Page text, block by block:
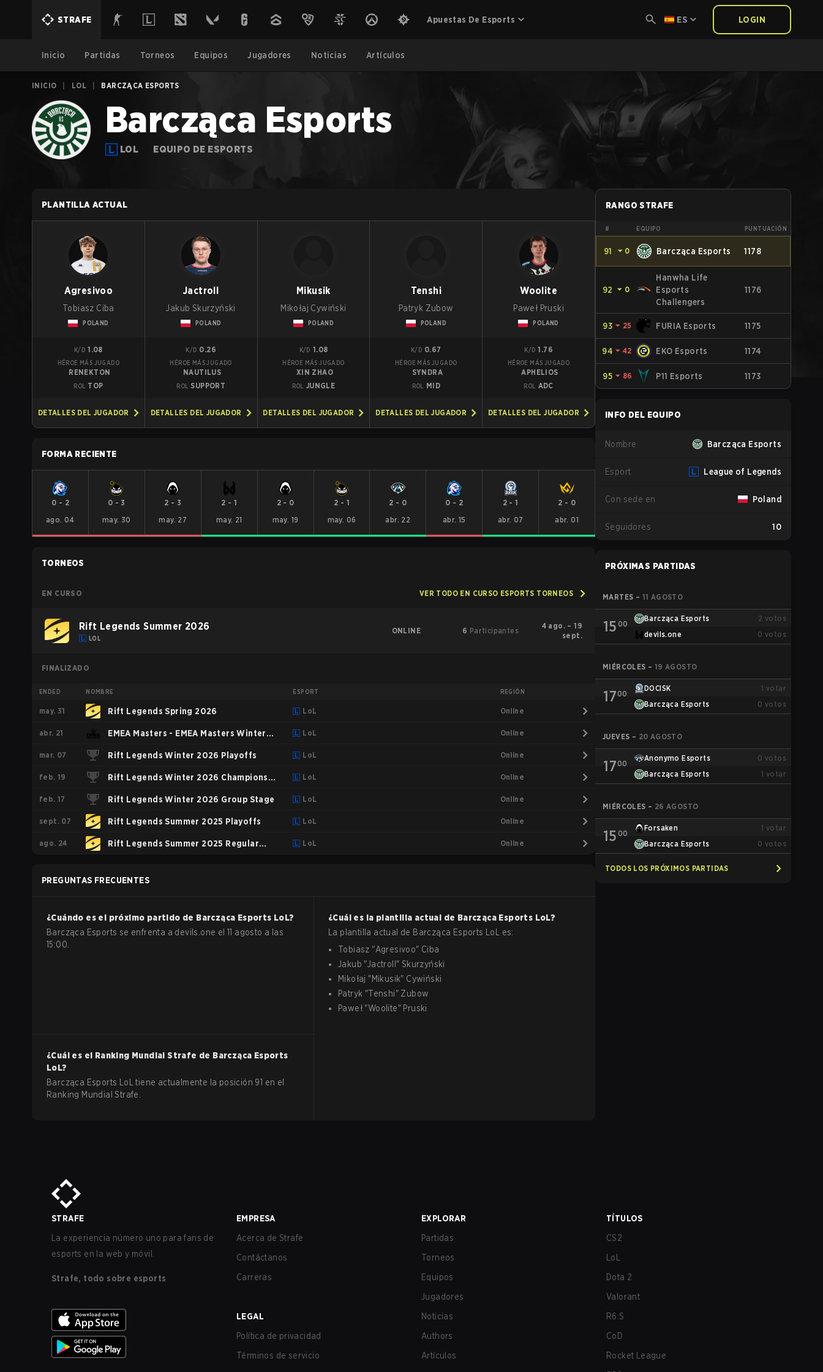
STRAFE Apuestas De Esports ES LOGIN
Inicio Partidas Torneos Equipos Jugadores Noticias Artículos
INICIO LOL BARCZĄCA ESPORTS
Barcząca Esports
LOL EQUIPO DE ESPORTS
PLANTILLA ACTUAL
Agresivoo
Tobiasz Ciba
POLAND
K/D 1.08
HÉROE MÁS JUGADO
RENEKTON
ROL TOP
DETALLES DEL JUGADOR
Jactroll
Jakub Skurzyński
POLAND
K/D 0.26
HÉROE MÁS JUGADO
NAUTILUS
ROL SUPPORT
DETALLES DEL JUGADOR
Mikusik
Mikołaj Cywiński
POLAND
K/D 1.08
HÉROE MÁS JUGADO
XIN ZHAO
ROL JUNGLE
DETALLES DEL JUGADOR
Tenshi
Patryk Zubow
POLAND
K/D 0.67
HÉROE MÁS JUGADO
SYNDRA
ROL MID
DETALLES DEL JUGADOR
Woolite
Paweł Pruski
POLAND
K/D 1.76
HÉROE MÁS JUGADO
APHELIOS
ROL ADC
DETALLES DEL JUGADOR
FORMA RECIENTE
0 - 2
ago. 04
0 - 3
may. 30
2 - 3
may. 27
2 - 1
may. 21
2- 0
may. 19
2 - 1
may. 06
2 - 0
abr. 22
0 - 2
abr. 15
2 -1
abr. 07
2 - 0
abr. 01
TORNEOS
EN CURSO VER TODO EN CURSO ESPORTS TORNEOS
Rift Legends Summer 2026
LOL
ONLINE 6 Participantes
4 ago. – 19
sept.
FINALIZADO
ENDED NOMBRE ESPORT REGIÓN
may. 31 Rift Legends Spring 2026 LoL Online
abr. 21 EMEA Masters - EMEA Masters Winter
2026
LoL Online
mar. 07 Rift Legends Winter 2026 Playoffs LoL Online
feb. 19 Rift Legends Winter 2026 Champions
Group
LoL Online
feb. 17 Rift Legends Winter 2026 Group Stage LoL Online
sept. 07 Rift Legends Summer 2025 Playoffs LoL Online
ago. 24 Rift Legends Summer 2025 Regular LoL Online
PREGUNTAS FRECUENTES
¿Cuándo es el próximo partido de Barcząca Esports LoL?
Barcząca Esports se enfrenta a devils.one el 11 agosto a las
15:00.
¿Cuál es la plantilla actual de Barcząca Esports LoL?
La plantilla actual de Barcząca Esports LoL
es:
Tobiasz "Agresivoo" Ciba
Jakub "Jactroll " Skurzyński
Mikołaj "Mikusik" Cywiński
Patryk "Tenshi" Zubow
Paweł "Woolite" Pruski
¿Cuál es el Ranking Mundial Strafe de Barcząca Esports
LoL?
Barcząca Esports LoL tiene actualmente la posición 91 en el
Ranking Mundial Strafe.
RANGO STRAFE
# EQUIPO PUNTUACIÓN
91 ⏷ 0 Barcząca Esports 1178
92 ⏷ 0
Hanwha Life
Esports
Challengers
1176
93 ⏷ 25 FURIA Esports 1175
94 ⏷ 42 EKO Esports 1174
95 ⏷ 86 P11 Esports 1173
INFO DEL EQUIPO
Nombre Barcząca Esports
Esport League of Legends
Con sede en Poland
Seguidores 10
PRÓXIMAS PARTIDAS
MARTES – 11 AGOSTO
15 00
Barcząca Esports 2 votos
devils.one
0 votos
MIÉRCOLES – 19 AGOSTO
1700
DOCISK 1 votar
Barcząca Esports
0 votos
JUEVES – 20 AGOSTO
1700
Anonymo Esports 0 votos
Barcząca Esports
1 votar
MIÉRCOLES – 26 AGOSTO
15 00
Forsaken 1 votar
Barcząca Esports
0 votos
TODOS LOS PRÓXIMOS PARTIDAS
STRAFE
La experiencia número uno para fans de
esports en la web y móvil.
Strafe, todo sobre esports
EMPRESA
Acerca de Strafe
Contáctanos
Carreras
LEGAL
Política de privacidad
Términos de servicio
EXPLORAR
Partidas
Torneos
Equipos
Jugadores
Noticias
Authors
Artículos
TÍTULOS
CS2
LoL
Dota 2
Valorant
R6:S
CoD
Rocket League